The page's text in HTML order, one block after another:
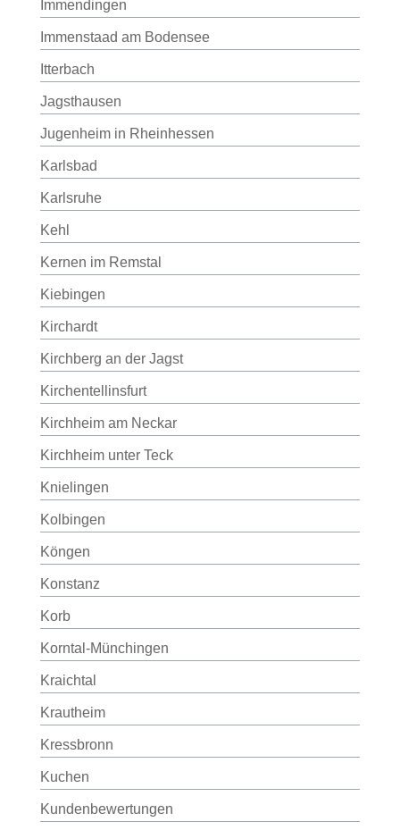
Immendingen
Immenstaad am Bodensee
Itterbach
Jagsthausen
Jugenheim in Rheinhessen
Karlsbad
Karlsruhe
Kehl
Kernen im Remstal
Kiebingen
Kirchardt
Kirchberg an der Jagst
Kirchentellinsfurt
Kirchheim am Neckar
Kirchheim unter Teck
Knielingen
Kolbingen
Köngen
Konstanz
Korb
Korntal-Münchingen
Kraichtal
Krautheim
Kressbronn
Kuchen
Kundenbewertungen